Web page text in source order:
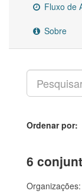
Fluxo de
Sobre
Ordenar por
6
Organizações: